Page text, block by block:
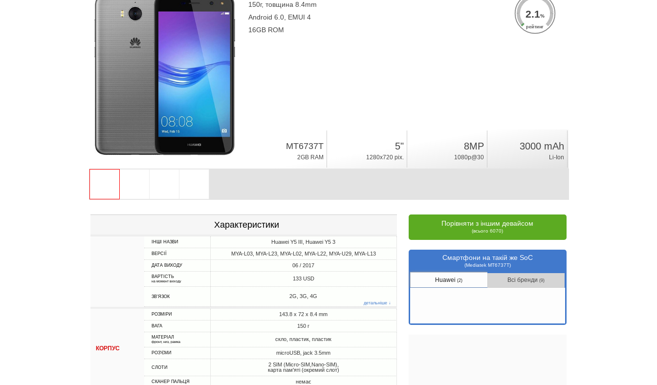
150г, товщина 8.4mm
Android 6.0, EMUI 4
16GB ROM
2.1%
рейтинг
MT6737T
2GB RAM
5"
1280x720 pix.
8MP
1080p@30
3000 mAh
Li-Ion
Характеристики
ІНШІ НАЗВИ Huawei Y5 III, Huawei Y5 3
ВЕРСІЇ MYA-L03, MYA-L23, MYA-L02, MYA-L22, MYA-U29, MYA-L13
ДАТА ВИХОДУ 06 / 2017
ВАРТІСТЬ
на момент виходу 133 USD
ЗВ'ЯЗОК 2G, 3G, 4G
детальніше ↓
КОРПУС
РОЗМІРИ 143.8 x 72 x 8.4 mm
ВАГА 150 г
МАТЕРІАЛ
фронт, низ, рамка скло, пластик, пластик
РОЗ'ЄМИ microUSB, jack 3.5mm
СЛОТИ
2 SIM (Micro-SIM,Nano-SIM),
карта пам'яті (окремий слот)
СКАНЕР ПАЛЬЦЯ немає
Порівняти з іншим девайсом
(всього 6070)
Смартфони на такій же SoC
(Mediatek MT6737T)
Huawei(2) Всі бренди(9)